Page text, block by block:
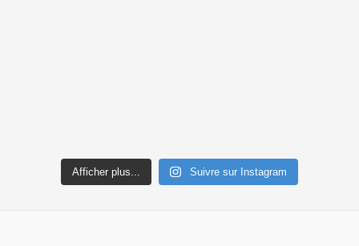
Afficher plus... Suivre sur Instagram